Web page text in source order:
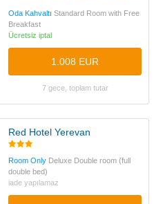
Oda Kahvaltı Standard Room with Free
Breakfast
Ücretsiz iptal
1.008 EUR
7 gece, toplam tutar
Red Hotel Yerevan
Room Only Deluxe Double room (full
double bed)
iade yapılamaz